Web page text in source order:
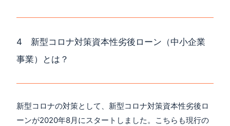
4 新型コロナ対策資本性劣後ローン（中小企業
事業）とは？
新型コロナの対策として、新型コロナ対策資本性劣後ロ
ーンが2020年8月にスタートしました。こちらも現行の